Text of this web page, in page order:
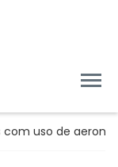
de aeronaves